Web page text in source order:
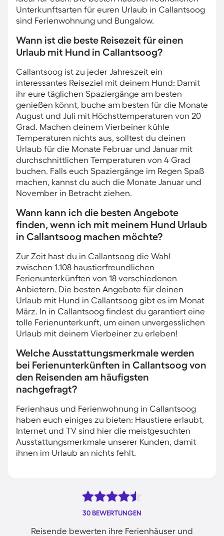
Unterkunftsarten für euren Urlaub in Callantsoog
sind Ferienwohnung und Bungalow.
Wann ist die beste Reisezeit für einen
Urlaub mit Hund in Callantsoog?
Callantsoog ist zu jeder Jahreszeit ein
interessantes Reiseziel mit deinem Hund: Damit
ihr eure täglichen Spaziergänge am besten
genießen könnt, buche am besten für die Monate
August und Juli mit Höchsttemperaturen von 20
Grad. Machen deinem Vierbeiner kühle
Temperaturen nichts aus, solltest du deinen
Urlaub für die Monate Februar und Januar mit
durchschnittlichen Temperaturen von 4 Grad
buchen. Falls euch Spaziergänge im Regen Spaß
machen, kannst du auch die Monate Januar und
November in Betracht ziehen.
Wann kann ich die besten Angebote
finden, wenn ich mit meinem Hund Urlaub
in Callantsoog machen möchte?
Zur Zeit hast du in Callantsoog die Wahl
zwischen 1.108 haustierfreundlichen
Ferienunterkünften von 18 verschiedenen
Anbietern. Die besten Angebote für deinen
Urlaub mit Hund in Callantsoog gibt es im Monat
März. In in Callantsoog findest du garantiert eine
tolle Ferienunterkunft, um einen unvergesslichen
Urlaub mit deinem Vierbeiner zu erleben!
Welche Ausstattungsmerkmale werden
bei Ferienunterkünften in Callantsoog von
den Reisenden am häufigsten
nachgefragt?
Ferienhaus und Ferienwohnung in Callantsoog
haben euch einiges zu bieten: Haustiere erlaubt,
Internet und TV sind hier die meistgesuchten
Ausstattungsmerkmale unserer Kunden, damit
ihnen im Urlaub an nichts fehlt.
30 BEWERTUNGEN
Reisende bewerten ihre Ferienhäuser und